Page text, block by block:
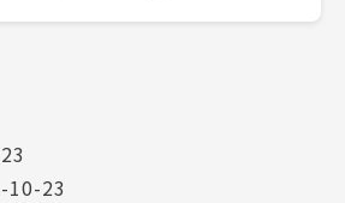
10-23